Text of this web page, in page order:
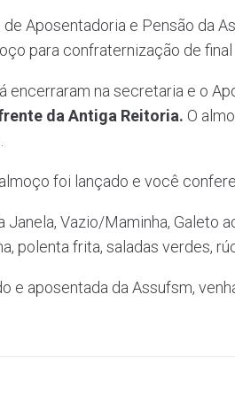
de Aposentadoria e Pensão da
para confraternização de
encerraram na secretaria e o
da Antiga Reitoria. O
foi lançado e você
Janela, Vazio/Maminha, Galeto
polenta frita, saladas verdes,
e aposentada da Assufsm,